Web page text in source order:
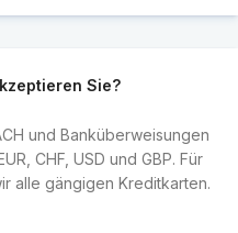
Sie?
und Banküberweisungen
CHF, USD und GBP. Für
alle gängigen Kreditkarten.